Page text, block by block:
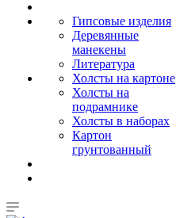
Гипсовые изделия
Деревянные
манекены
Литература
Холсты на картоне
Холсты на
подрамнике
Холсты в наборах
Картон
грунтованный